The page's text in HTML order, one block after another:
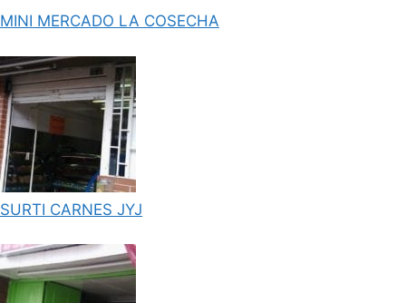
MINI MERCADO LA COSECHA
SURTI CARNES JYJ